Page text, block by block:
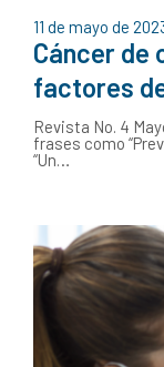
11 de mayo de
Cáncer de
factores
Revista No. 4
frases como
“Un…